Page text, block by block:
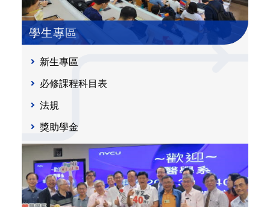
學生專區
新生專區
必修課程科目表
法規
獎助學金